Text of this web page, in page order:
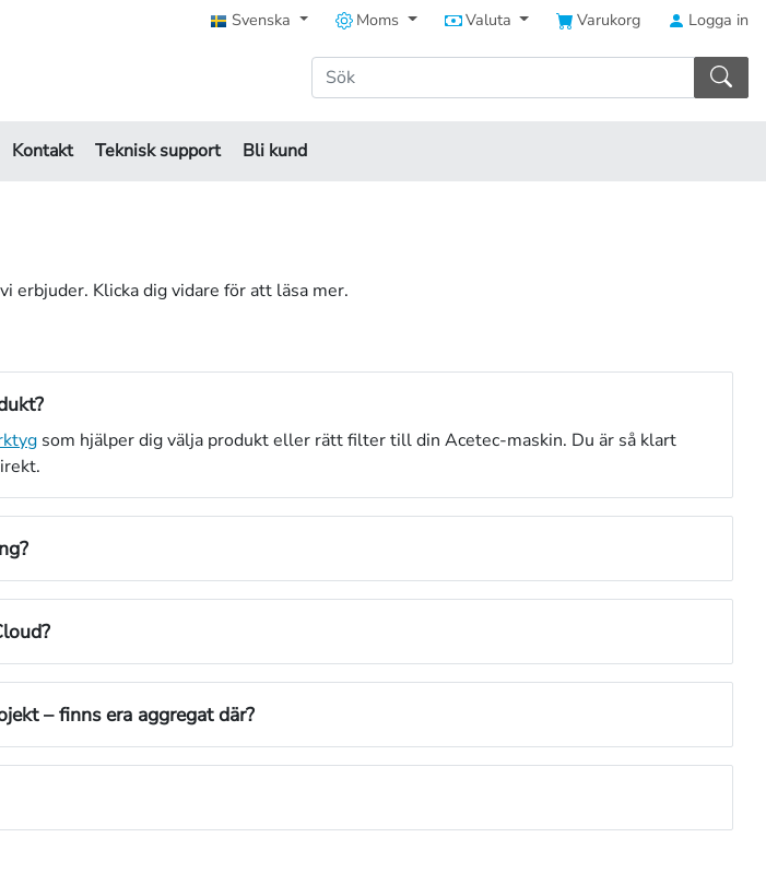
Svenska Moms Valuta Varukorg Logga in
Kontakt Teknisk support Bli kund
erbjuder. Klicka dig vidare för att läsa mer.
som hjälper dig välja produkt eller rätt filter till din Acetec-maskin. Du är så klart
– finns era aggregat där?